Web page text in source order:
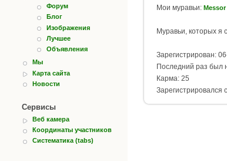
Форум
Блог
Изображения
Лучшее
Объявления
Мы
Карта сайта
Новости
Сервисы
Веб камера
Координаты участников
Систематика (tabs)
Мои муравьи:
Муравьи, которых я
Зарегистрирован:
Последний раз был
Карма: 25
Зарегистрировался